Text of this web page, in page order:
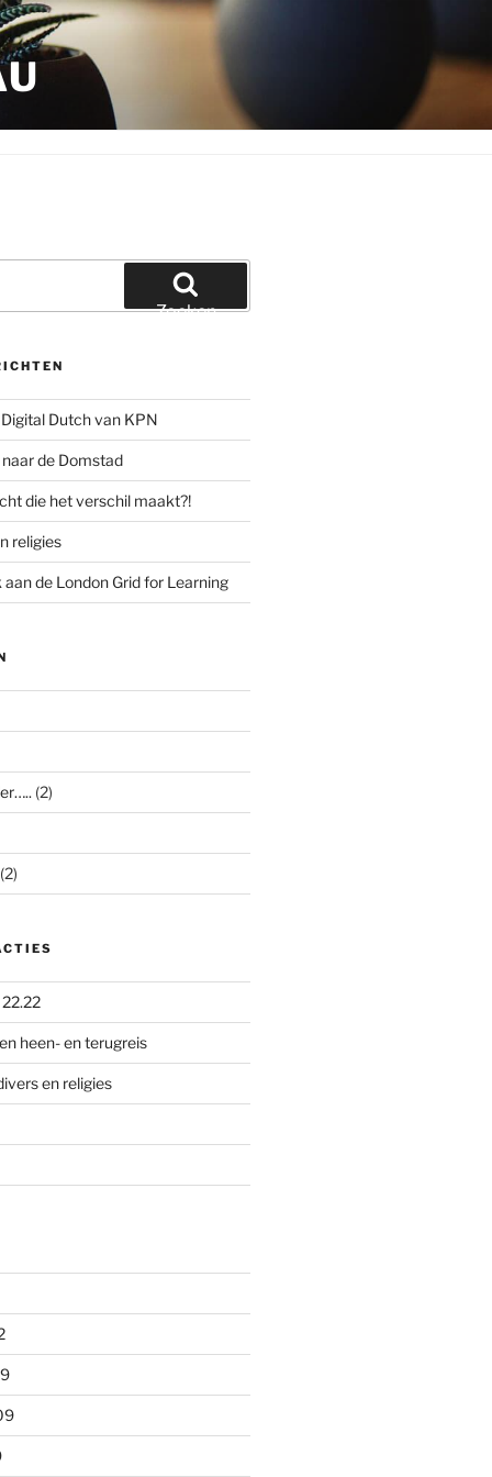
Zoeken
Dutch van KPN
de Domstad
die het verschil maakt?!
religies
de London Grid for Learning
(2)
22.22
heen- en terugreis
en religies